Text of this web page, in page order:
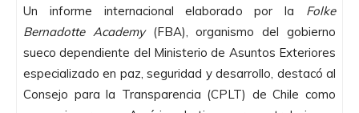
Un informe internacional elaborado por la Folke
Bernadotte Academy(FBA), organismo del gobierno
sueco dependiente del Ministerio de Asuntos Exteriores
especializado en paz, seguridad y desarrollo, destacó al
Consejo para la Transparencia (CPLT) de Chile como